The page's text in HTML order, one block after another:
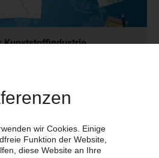
Kunststoffindustrie
liefert – Informationen zum
Corona und Kunststoff-
für die Praxis.